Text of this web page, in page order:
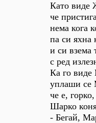
Като виде
че
нема кога
па си яхна
и си взема
с ред
Ка го виде
уплаши се
че е,
Шарко
- Бегай,